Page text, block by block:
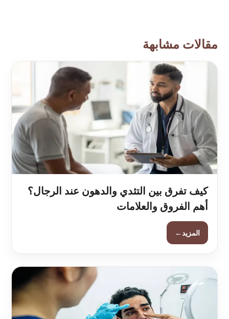
مقالات مشابهة
كيف تفرق بين التثدي والدهون عند الرجال؟
أهم الفروق والعلامات
المزيد←